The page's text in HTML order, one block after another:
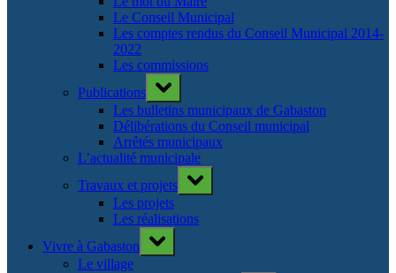
Le Conseil Municipal
Les comptes rendus du Conseil Municipal 2014-
2022
Les commissions
Publications
Toggle
sub-
menu
Les bulletins municipaux de Gabaston
Délibérations du Conseil municipal
Arrêtés municipaux
L’actualité municipale
Travaux et projets
Toggle
sub-
Les projets
Les réalisations
Vivre à Gabaston
Toggle
sub-
Le village